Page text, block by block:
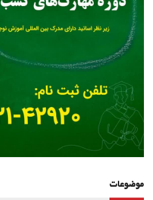
موضوعات